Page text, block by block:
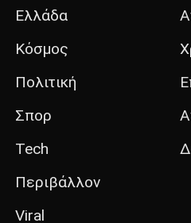
Ελλάδα
Κόσμος
Πολιτική
Σπορ
Tech
Περιβάλλον
Viral